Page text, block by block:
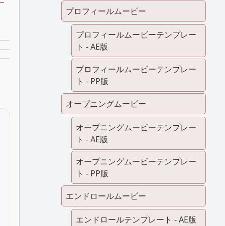
プロフィールムービー
プロフィールムービーテンプレー
ト - AE版
プロフィールムービーテンプレー
ト - PP版
オープニングムービー
オープニングムービーテンプレー
ト - AE版
オープニングムービーテンプレー
ト - PP版
エンドロールムービー
エンドロールテンプレート - AE版